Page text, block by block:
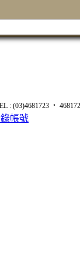
: (03)4681723 ‧
帳號